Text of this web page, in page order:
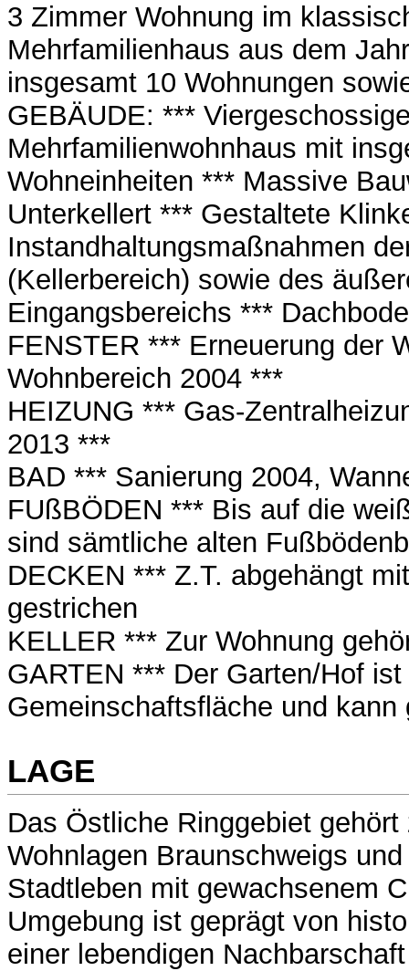
3 Zimmer Wohnung im
Mehrfamilienhaus aus dem
insgesamt 10 Wohnungen
GEBÄUDE: ***
Mehrfamilienwohnhaus mit
Wohneinheiten *** Massive
Unterkellert *** Gestaltete
Instandhaltungsmaßnahmen
(Kellerbereich) sowie des
Eingangsbereichs ***
FENSTER *** Erneuerung der
Wohnbereich 2004 ***
HEIZUNG *** Gas-
2013 ***
BAD *** Sanierung 2004,
FUßBÖDEN *** Bis auf die
sind sämtliche alten
DECKEN *** Z.T. abgehängt
gestrichen
KELLER *** Zur Wohnung
GARTEN *** Der Garten/Hof ist
Gemeinschaftsfläche und kann
LAGE
Das Östliche Ringgebiet
Wohnlagen Braunschweigs
Stadtleben mit gewachsenem
Umgebung ist geprägt von
einer lebendigen